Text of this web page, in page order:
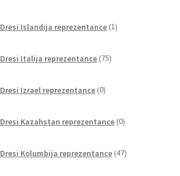
Dresi Islandija reprezentance 1izdelek
Dresi Italija reprezentance 75izdelkov
Dresi Izrael reprezentance 0izdelkov
Dresi Kazahstan reprezentance 0izdelkov
Dresi Kolumbija reprezentance 47izdelkov